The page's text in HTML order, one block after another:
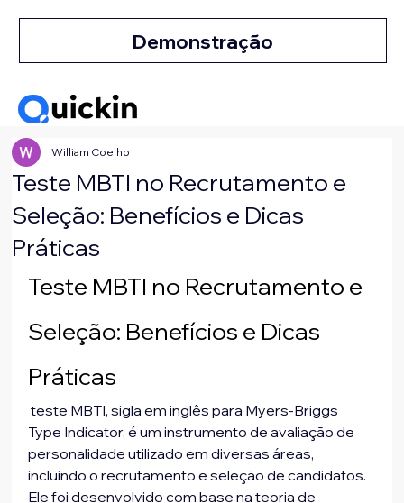
Demonstração
Teste MBTI no Recrutamento e
Seleção: Benefícios e Dicas
Práticas
William Coelho
Teste MBTI no Recrutamento e
Seleção: Benefícios e Dicas
Práticas
teste MBTI, sigla em inglês para Myers-Briggs
Type Indicator, é um instrumento de avaliação de
personalidade utilizado em diversas áreas,
incluindo o recrutamento e seleção de candidatos.
Ele foi desenvolvido com base na teoria de